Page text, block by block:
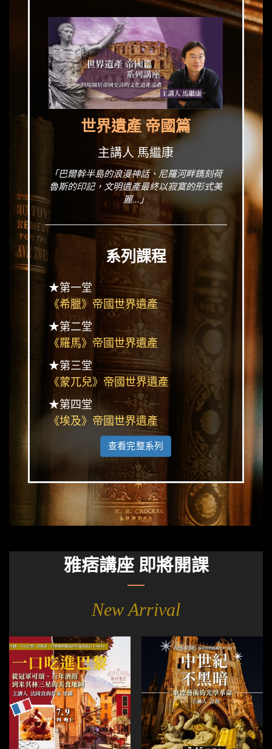
世界遺產 帝國篇
主講人 馬繼康
「巴爾幹半島的浪漫神話、尼羅河畔鐫刻荷
魯斯的印記，文明遺產最終以寂寞的形式美
麗...」
系列課程
★第一堂
《希臘》帝國世界遺產
★第二堂
《羅馬》帝國世界遺產
★第三堂
《蒙兀兒》帝國世界遺產
★第四堂
《埃及》帝國世界遺產
查看完整系列
雅痞講座 即將開課
New Arrival